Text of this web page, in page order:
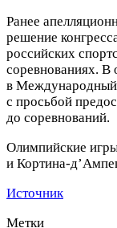
Ранее
решение
российских
соревнованиях. В
в
с просьбой
до соревнований.
Олимпийские
и
Источник
Метки